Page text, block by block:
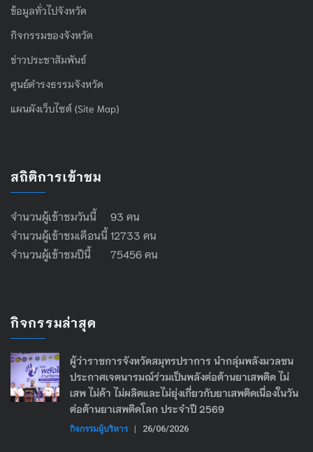
ข้อมูลทั่วไปจังหวัด
กิจกรรมของจังหวัด
ข่าวประชาสัมพันธ์
ศูนย์ดำรงธรรมจังหวัด
แผนผังเว็บไซต์ (Site Map)
สถิติการเข้าชม
จำนวนผู้เข้าชมวันนี้ 93 คน
จำนวนผู้เข้าชมเดือนนี้ 12733 คน
จำนวนผู้เข้าชมปีนี้ 75456 คน
กิจกรรมล่าสุด
ผู้ว่าราชการจังหวัดสมุทรปราการ นำกลุ่มพลังมวลชน
ประกาศเจตนารมณ์ร่วมเป็นพลังต่อต้านยาเสพติด ไม่
เสพ ไม่ค้า ไม่ผลิตและไม่ยุ่งเกี่ยวกับยาเสพติดเนื่องในวัน
ต่อต้านยาเสพติดโลก ประจำปี 2569
กิจกรรมผู้บริหาร | 26/06/2026